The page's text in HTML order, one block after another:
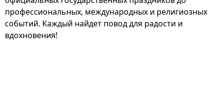
профессиональных, международных и религиозных
событий. Каждый найдет повод для радости и
вдохновения!